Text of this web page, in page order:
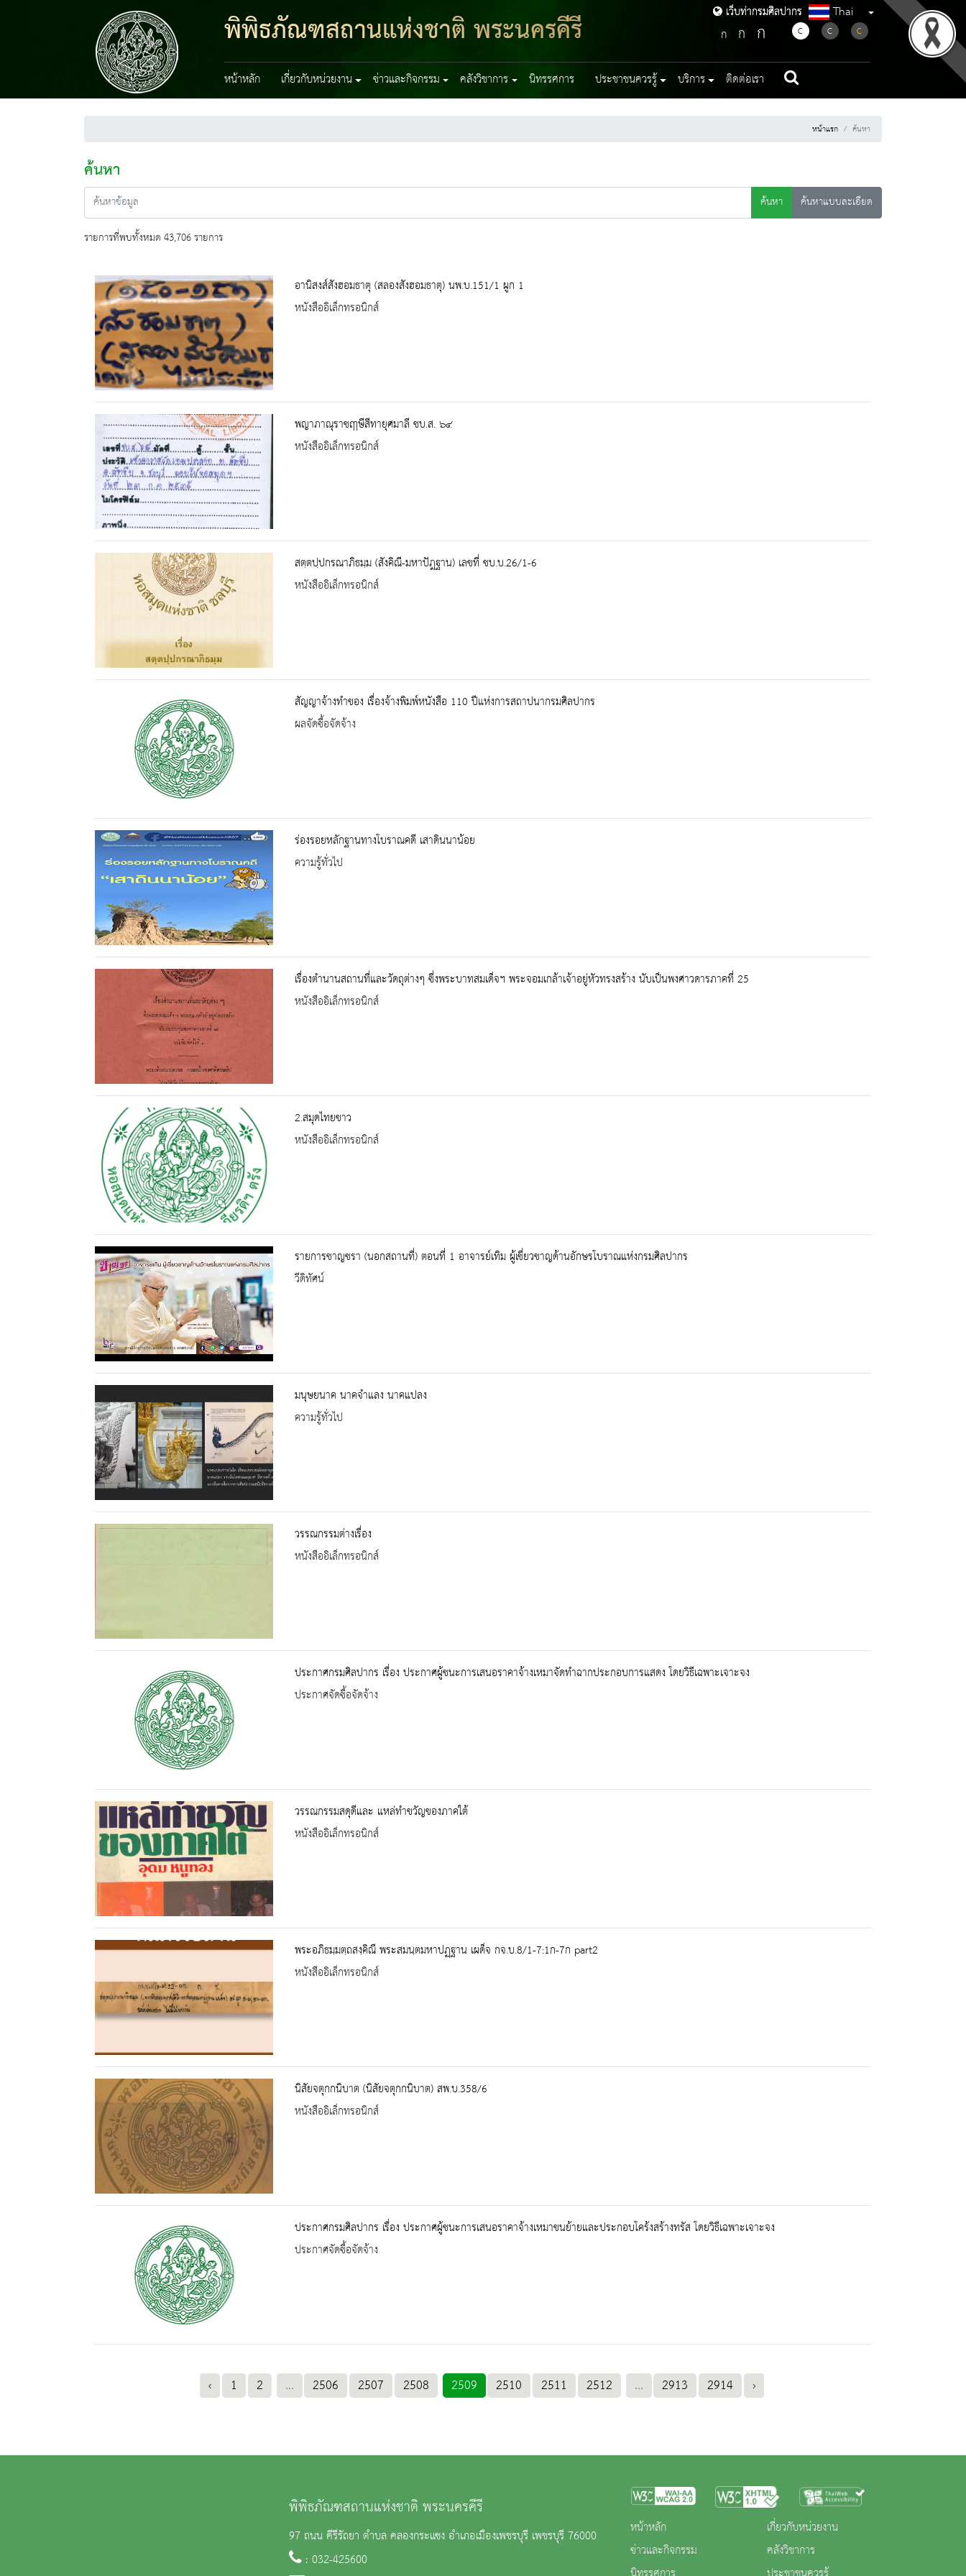
เว็บท่ากรมศิลปากร
พิพิธภัณฑสถานแห่งชาติ พระนครคีรี เว็บท่ากรมศิลปากร Thai
ก ก ก C C C
หน้าหลัก เกี่ยวกับหน่วยงาน ข่าวและกิจกรรม คลังวิชาการ นิทรรศการ ประชาชนควรรู้ บริการ ติดต่อเรา
หน้าแรก ค้นหา
ค้นหา
ค้นหา
ค้นหาแบบละเอียด
รายการที่พบทั้งหมด 43,706 รายการ
อานิสงส์สังฮอมธาตุ (สลองสังฮอมธาตุ) นพ.บ.151/1 ผูก 1
หนังสืออิเล็กทรอนิกส์
พญาภาณุราชฤาษีสีทายุศมาลี ชบ.ส. ๖๔
หนังสืออิเล็กทรอนิกส์
สตฺตปฺปกรณาภิธมฺม (สังคิณี-มหาปัฎฐาน) เลขที่ ชบ.บ.26/1-6
หนังสืออิเล็กทรอนิกส์
สัญญาจ้างทำของ เรื่องจ้างพิมพ์หนังสือ 110 ปีแห่งการสถาปนากรมศิลปากร
ผลจัดซื้อจัดจ้าง
ร่องรอยหลักฐานทางโบราณคดี เสาดินนาน้อย
ความรู้ทั่วไป
เรื่องตำนานสถานที่และวัดถุต่างๆ ซึ่งพระบาทสมเด็จฯ พระจอมเกล้าเจ้าอยู่หัวทรงสร้าง นับเป็นพงศาวดารภาคที่ 25
หนังสืออิเล็กทรอนิกส์
2.สมุดไทยขาว
หนังสืออิเล็กทรอนิกส์
รายการชาญชรา (นอกสถานที่) ตอนที่ 1 อาจารย์เทิม ผู้เชี่ยวชาญด้านอักษรโบราณแห่งกรมศิลปากร
วีดิทัศน์
มนุษยนาค นาคจำแลง นาคแปลง
ความรู้ทั่วไป
วรรณกรรมต่างเรื่อง
หนังสืออิเล็กทรอนิกส์
ประกาศกรมศิลปากร เรื่อง ประกาศผู้ชนะการเสนอราคาจ้างเหมาจัดทำฉากประกอบการแสดง โดยวิธีเฉพาะเจาะจง
ประกาศจัดซื้อจัดจ้าง
วรรณกรรมสดุดีและ แหล่ทำขวัญของภาคใต้
หนังสืออิเล็กทรอนิกส์
พระอภิธมฺมตฺถสงฺคิณี พระสมนฺตมหาปฏฺฐาน เผด็จ กจ.บ.8/1-7:1ก-7ก part2
หนังสืออิเล็กทรอนิกส์
นิสัยจตุกกนิบาต (นิสัยจตุกกนิบาต) สพ.บ.358/6
หนังสืออิเล็กทรอนิกส์
ประกาศกรมศิลปากร เรื่อง ประกาศผู้ชนะการเสนอราคาจ้างเหมาขนย้ายและประกอบโคร้งสร้างทรัส โดยวิธีเฉพาะเจาะจง
ประกาศจัดซื้อจัดจ้าง
‹ 1 2 ... 2506 2507 2508 2509 2510 2511 2512 ... 2913 2914 ›
พิพิธภัณฑสถานแห่งชาติ พระนครคีรี
97 ถนน คีรีรัถยา ตำบล คลองกระแซง อำเภอเมืองเพชรบุรี เพชรบุรี 76000
: 032-425600
หน้าหลัก
ข่าวและกิจกรรม
เกี่ยวกับหน่วยงาน
คลังวิชาการ